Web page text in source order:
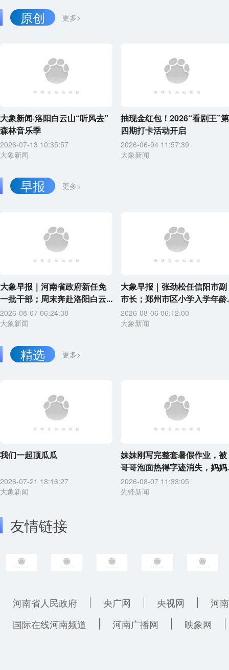
更多>
原创
大象新闻·洛阳白云山“听风去”
森林音乐季
2026-07-13 10:35:57
大象新闻
抽现金红包！2026“看剧王”第
四期打卡活动开启
2026-06-04 11:57:39
大象新闻
更多>
早报
大象早报｜河南省政府新任免
一批干部；周末奔赴洛阳白云...
2026-08-07 06:24:38
大象新闻
大象早报｜张劲松任信阳市副
市长；郑州市区小学入学年龄
2026-08-06 06:12:00
大象新闻
更多>
精选
我们一起顶瓜瓜
2026-07-21 18:16:27
大象新闻
妹妹刚写完整套暑假作业，被
哥哥泡面热得字迹消失，妈妈
2026-08-07 11:33:05
先锋新闻
友情链接
河南省人民政府 央广网 央视网
河
国际在线河南频道
河南广播网 映象网